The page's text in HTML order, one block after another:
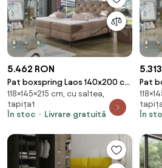
5.462 RON
Pat boxspring Laos 140x200 cm
Monolith 09
118×145×215 cm, cu saltea,
tapițat
În stoc
Livrare gratuită
Pat
În